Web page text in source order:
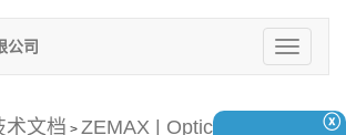
切
换
公司
术文档 > ZEMAX | OpticStudio STARⓧ